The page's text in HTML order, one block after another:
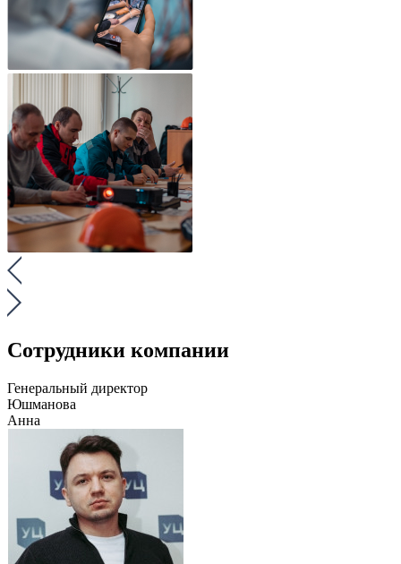
Сотрудники компании
Генеральный директор
Юшманова
Анна